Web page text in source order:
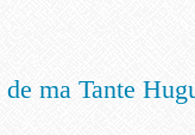
ma Tante